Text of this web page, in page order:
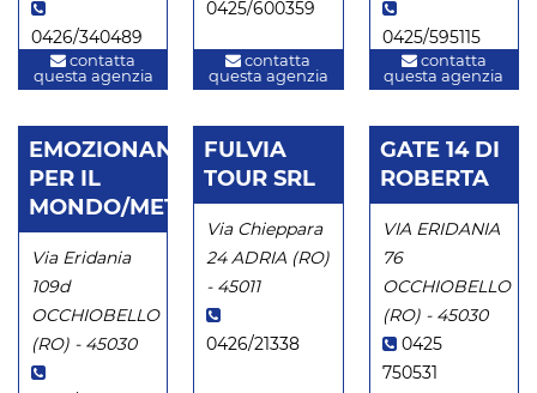
0426/340489
contatta
questa agenzia
0425/600359
contatta
questa agenzia
0425/595115
contatta
questa agenzia
EMOZIONANDO
PER IL
MONDO/METE
Via Eridania
109d
OCCHIOBELLO
(RO) - 45030
FULVIA
TOUR SRL
Via Chieppara
24 ADRIA (RO)
- 45011
0426/21338
GATE 14 DI
ROBERTA
VIA ERIDANIA
76
OCCHIOBELLO
(RO) - 45030
0425
750531